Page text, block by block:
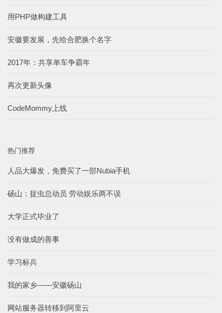
用PHP做构建工具
安徽要发展，先给合肥换个名字
2017年：共享单车争霸年
再次更新头像
CodeMommy上线
热门推荐
人品大爆发，免费买了一部Nubia手机
砀山：捉虫总动员 劳动娱乐两不误
大学正式毕业了
没有做成的善事
学习标兵
我的家乡——安徽砀山
网站服务器转移到阿里云